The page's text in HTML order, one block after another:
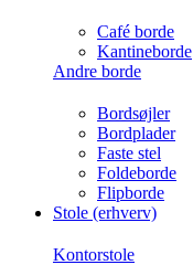
Café borde
Kantineborde
Andre borde
Bordsøjler
Bordplader
Faste stel
Foldeborde
Flipborde
Stole (erhverv)
Kontorstole